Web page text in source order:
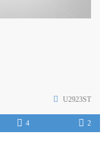
U2923ST
4 2